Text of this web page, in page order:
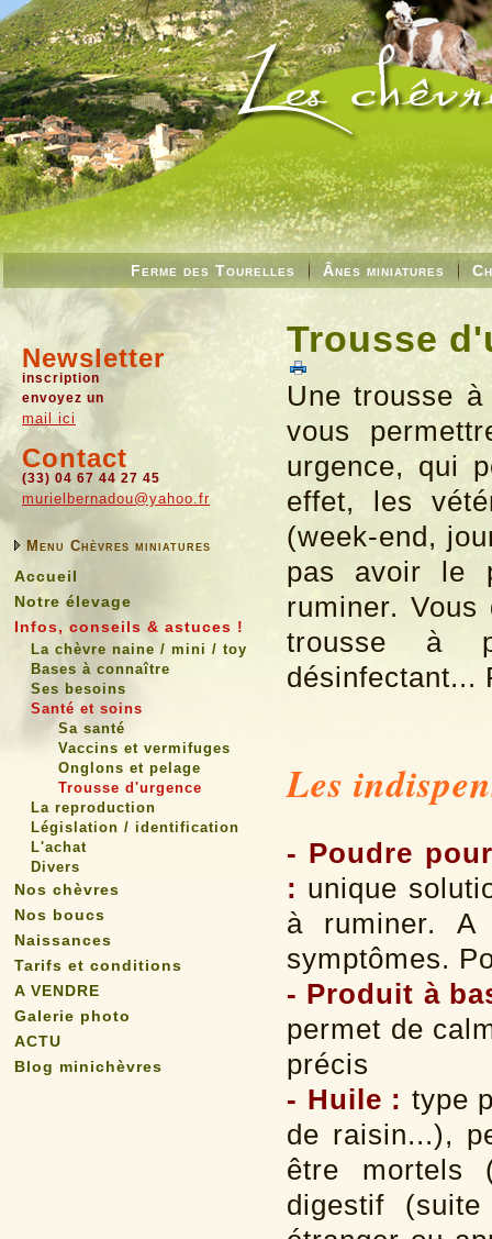
Ferme des Tourelles Ânes miniatures
Newsletter
inscription
envoyez un
mail ici
Contact
(33) 04 67 44 27 45
murielbernadou@yahoo.fr
Menu Chèvres miniatures
Accueil
Notre élevage
Infos, conseils & astuces !
La chèvre naine / mini / toy
Bases à connaître
Ses besoins
Santé et soins
Sa santé
Vaccins et vermifuges
Onglons et pelage
Trousse d'urgence
La reproduction
Législation / identification
L'achat
Divers
Nos chèvres
Nos boucs
Naissances
Tarifs et conditions
A VENDRE
Galerie photo
ACTU
Blog minichèvres
Trousse
Une trousse
vous
urgence, qui
effet, les
(week-end,
pas avoir le
ruminer.
trousse à
désinfectant...
Les
- Poudre
: unique
à ruminer. A
symptômes.
- Produit à
permet de
précis
- Huile : type
de raisin...),
être mortels
digestif